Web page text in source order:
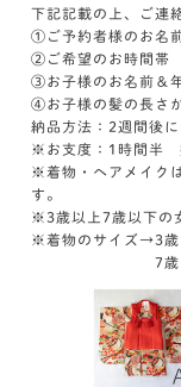
下記記載の上、ご連
①ご予約者様のお名
②ご希望のお時間帯
③お子様のお名前＆
④お子様の髪の長さ
納品方法：2週間後
※お支度：1時間半
※着物・ヘアメイク
す。
※3歳以上7歳以下の
※着物のサイズ→3
7歳さん用お